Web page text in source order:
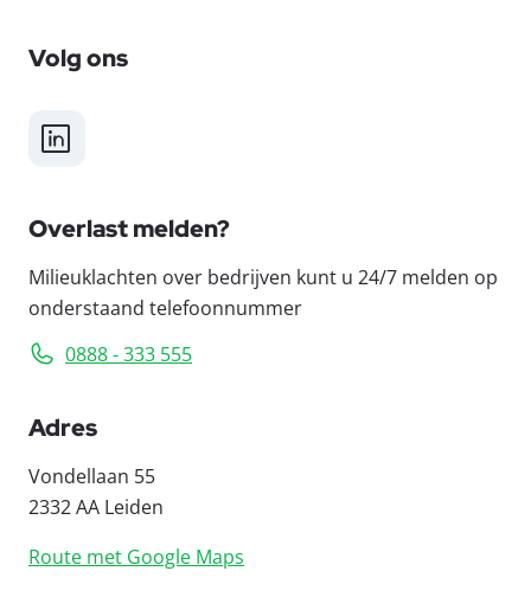
Volg ons
LinkedIn
Overlast melden?
Milieuklachten over bedrijven kunt u 24/7 melden op
onderstaand telefoonnummer
0888 - 333 555
Adres
Vondellaan 55
2332 AA Leiden
Route met Google Maps